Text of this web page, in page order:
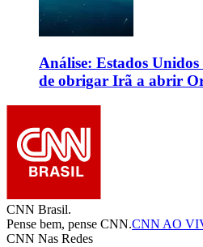
Análise: Estados Unidos
de obrigar Irã a abrir
CNN Brasil.
Pense bem, pense CNN.CNN AO
CNN Nas Redes